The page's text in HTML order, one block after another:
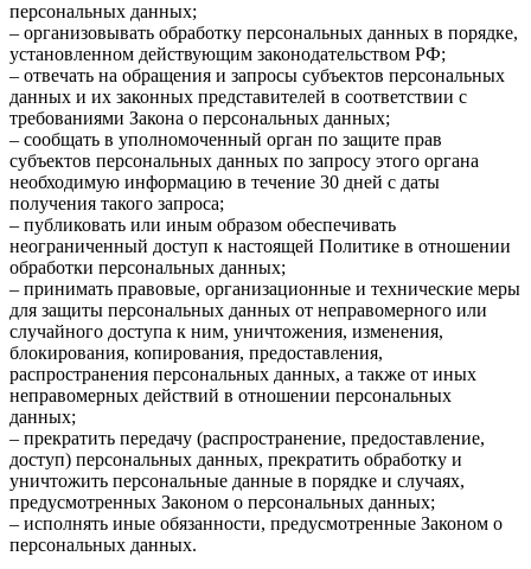
персональных данных;
– организовывать обработку персональных данных в порядке,
установленном действующим законодательством РФ;
– отвечать на обращения и запросы субъектов персональных
данных и их законных представителей в соответствии с
требованиями Закона о персональных данных;
– сообщать в уполномоченный орган по защите прав
субъектов персональных данных по запросу этого органа
необходимую информацию в течение 30 дней с даты
получения такого запроса;
– публиковать или иным образом обеспечивать
неограниченный доступ к настоящей Политике в отношении
обработки персональных данных;
– принимать правовые, организационные и технические меры
для защиты персональных данных от неправомерного или
случайного доступа к ним, уничтожения, изменения,
блокирования, копирования, предоставления,
распространения персональных данных, а также от иных
неправомерных действий в отношении персональных
данных;
– прекратить передачу (распространение, предоставление,
доступ) персональных данных, прекратить обработку и
уничтожить персональные данные в порядке и случаях,
предусмотренных Законом о персональных данных;
– исполнять иные обязанности, предусмотренные Законом о
персональных данных.